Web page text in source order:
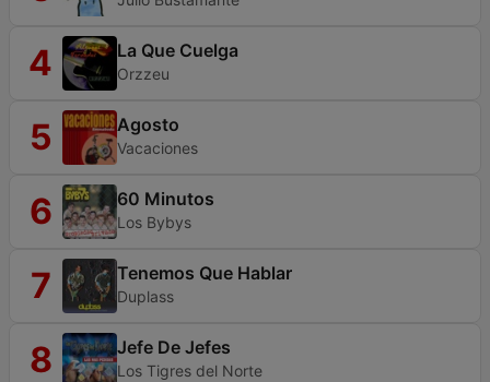
4 La Que Cuelga
Orzzeu
5 Agosto
Vacaciones
6 60 Minutos
Los Bybys
7 Tenemos Que Hablar
Duplass
8 Jefe De Jefes
Los Tigres del Norte